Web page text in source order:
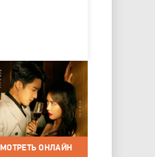
/ 2023 / Сериалы /
/ Мелодрама
ОНЛАЙН